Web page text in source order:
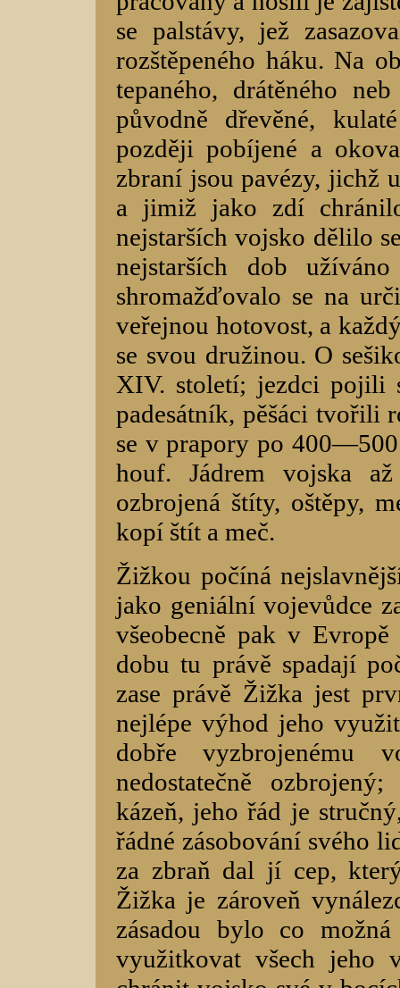
se palstávy, jež
rozštěpeného háku. Na
tepaného, drátěného
původně dřevěné,
později pobíjené a
zbraní jsou pavézy, jichž
a jimiž jako zdí
nejstarších vojsko dělilo
nejstarších dob
shromažďovalo se na
veřejnou hotovost, a
se svou družinou. O
XIV. století; jezdci pojili
padesátník, pěšáci tvořili
se v prapory po
houf. Jádrem vojska
ozbrojená štíty, oštěpy,
kopí štít a meč.
Žižkou počíná
jako geniální vojevůdce
všeobecně pak v
dobu tu právě spadají
zase právě Žižka jest
nejlépe výhod jeho
dobře vyzbrojenému
nedostatečně
kázeň, jeho řád je
řádné zásobování svého
za zbraň dal jí cep,
Žižka je zároveň
zásadou bylo co
využitkovat všech jeho